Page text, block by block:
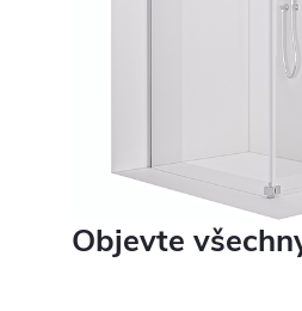
Objevte